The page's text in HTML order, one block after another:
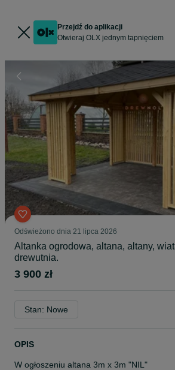
Przejdź do aplikacji
Otwieraj OLX jednym tapnięciem
Odświeżono dnia 21 lipca 2026
Altanka ogrodowa, altana, altany,
drewutnia.
3 900 zł
Stan: Nowe
OPIS
W ogłoszeniu altana 3m x 3m "NIL"